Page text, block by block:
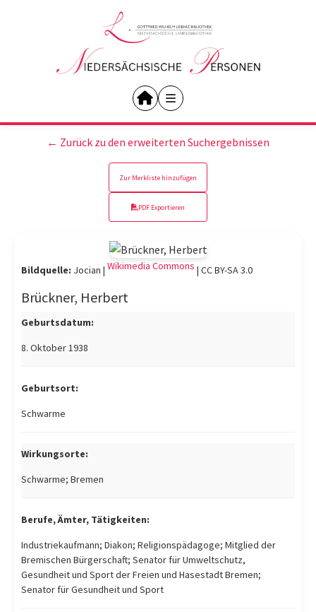
← Zurück zu den erweiterten Suchergebnissen
Zur Merkliste hinzufügen
PDF Exportieren
Brückner, Herbert
Geburtsdatum:
8. Oktober 1938
Geburtsort:
Schwarme
Wirkungsorte:
Schwarme; Bremen
Berufe, Ämter, Tätigkeiten:
Industriekaufmann; Diakon; Religionspädagoge; Mitglied der
Bremischen Bürgerschaft; Senator für Umweltschutz,
Gesundheit und Sport der Freien und Hasestadt Bremen;
Senator für Gesundheit und Sport
Bildquelle: Jocian | Wikimedia Commons | CC BY-SA 3.0